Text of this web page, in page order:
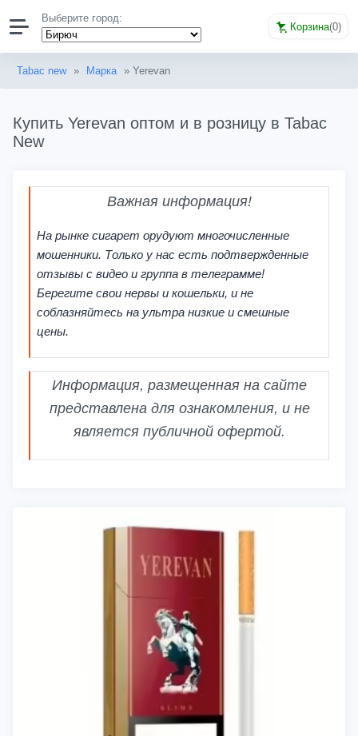
Выберите город:
Корзина(0)
Tabac new » Марка » Yerevan
Купить Yerevan оптом и в розницу в Tabac
New
Важная информация!
На рынке сигарет орудуют многочисленные
мошенники. Только у нас есть подтвержденные
отзывы с видео и группа в телеграмме!
Берегите свои нервы и кошельки, и не
соблазняйтесь на ультра низкие и смешные
цены.
Информация, размещенная на сайте
представлена для ознакомления, и не
является публичной офертой.